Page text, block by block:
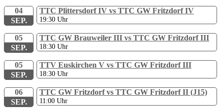
04
SEP.
TTC Plittersdorf IV vs TTC GW Fritzdorf IV
19:30 Uhr
05
SEP.
TTC GW Brauweiler III vs TTC GW Fritzdorf III
18:30 Uhr
05
SEP.
TTV Euskirchen V vs TTC GW Fritzdorf III
18:30 Uhr
06
SEP.
TTC GW Fritzdorf vs TTC GW Fritzdorf II (J15)
11:00 Uhr